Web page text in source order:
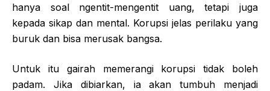
hanya soal ngentit-mengentit uang, tetapi juga
kepada sikap dan mental. Korupsi jelas perilaku yang
buruk dan bisa merusak bangsa.
Untuk itu gairah memerangi korupsi tidak boleh
padam. Jika dibiarkan, ia akan tumbuh menjadi